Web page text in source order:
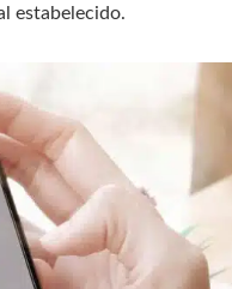
estabelecido.